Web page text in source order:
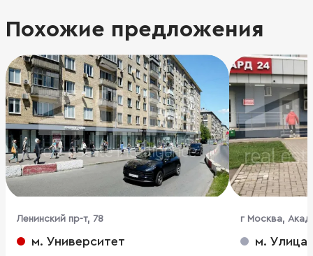
Похожие предложения
Ленинский пр-т, 78
м. Университет
г Москва,
м. Улица